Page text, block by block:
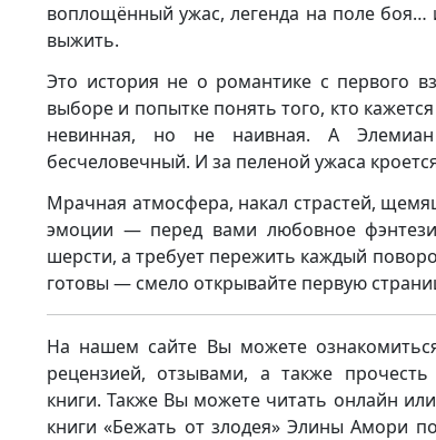
воплощённый ужас, легенда на поле боя…
выжить.
Это история не о романтике с первого
выборе и попытке понять того, кто
невинная, но не наивная. А
бесчеловечный. И за пеленой ужаса
Мрачная атмосфера, накал страстей,
эмоции — перед вами любовное
шерсти, а требует пережить каждый
готовы — смело открывайте первую
На нашем сайте Вы можете
рецензией, отзывами, а также
книги. Также Вы можете читать онлайн
книги «Бежать от злодея» Элины Амори